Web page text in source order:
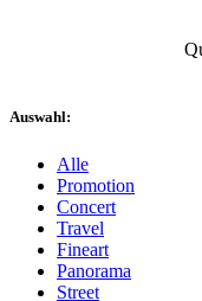
Auswahl:
Alle
Promotion
Concert
Travel
Fineart
Panorama
Street